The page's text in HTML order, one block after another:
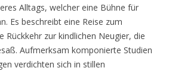
Alltags, welcher eine Bühne für
Es beschreibt eine Reise zum
Rückkehr zur kindlichen Neugier, die
Aufmerksam komponierte Studien
verdichten sich in stillen